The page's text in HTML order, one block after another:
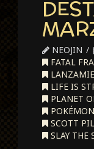
NEOJIN
FATAL
LIFE IS
PLANET
SCOTT
SLAY THE